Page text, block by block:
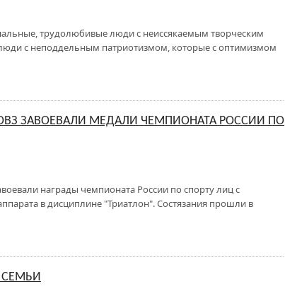
трудолюбивые люди с неиссякаемым творческим
с неподдельным патриотизмом, которые с оптимизмом
ЗАВОЕВАЛИ МЕДАЛИ ЧЕМПИОНАТА РОССИИ ПО
награды чемпионата России по спорту лиц с
в дисциплине "Триатлон". Состязания прошли в
СЕМЬИ